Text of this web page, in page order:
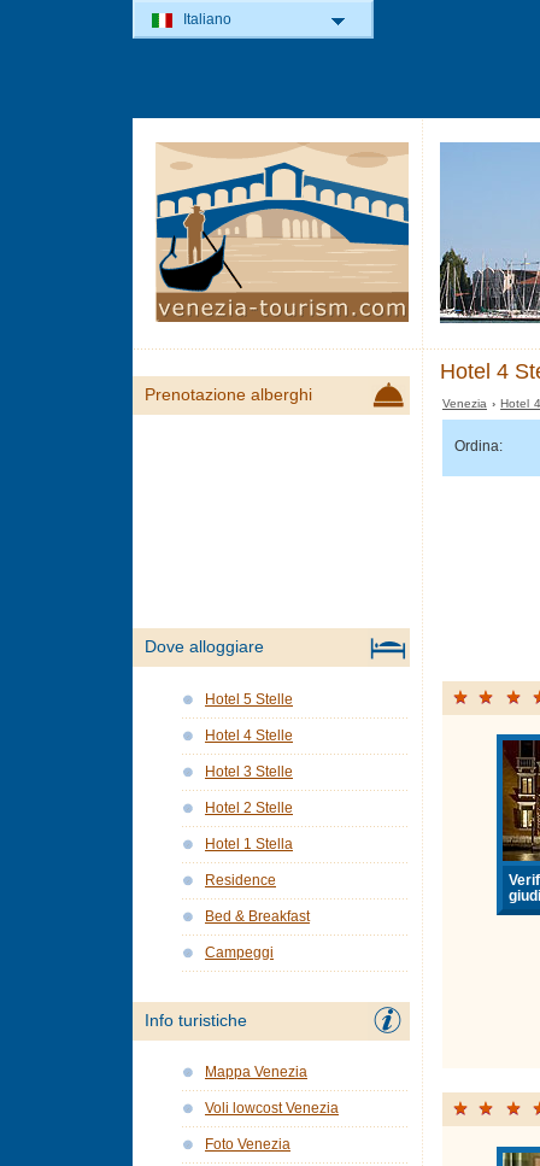
Hotel 4
Venezia ›Hotel
Ordina:
Prenotazione alberghi
Dove alloggiare
Hotel 5 Stelle
Hotel 4 Stelle
Hotel 3 Stelle
Hotel 2 Stelle
Hotel 1 Stella
Residence
Bed & Breakfast
Campeggi
Info turistiche
Mappa Venezia
Voli lowcost Venezia
Foto Venezia
Italiano